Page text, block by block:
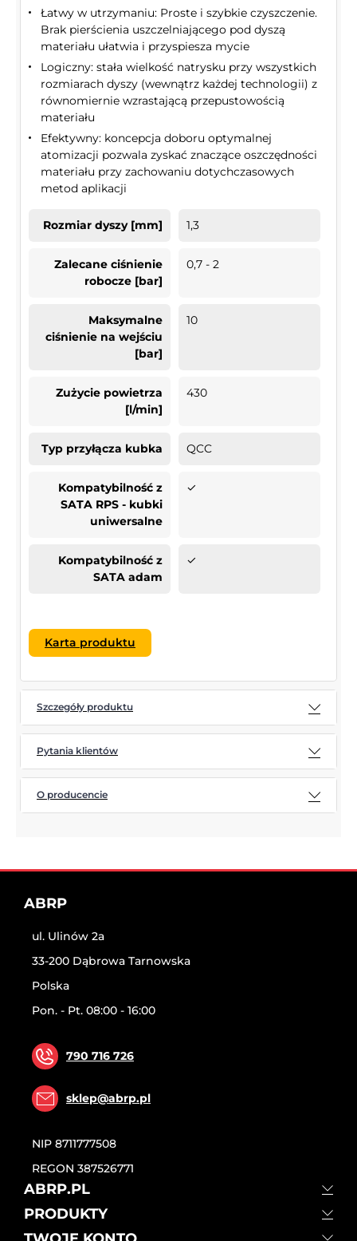
Łatwy w utrzymaniu: Proste i szybkie czyszczenie.
Brak pierścienia uszczelniającego pod dyszą
materiału ułatwia i przyspiesza mycie
Logiczny: stała wielkość natrysku przy wszystkich
rozmiarach dyszy (wewnątrz każdej technologii) z
równomiernie wzrastającą przepustowością
materiału
Efektywny: koncepcja doboru optymalnej
atomizacji pozwala zyskać znaczące oszczędności
materiału przy zachowaniu dotychczasowych
metod aplikacji
Rozmiar dyszy [mm] 1,3
Zalecane ciśnienie
robocze [bar]
0,7 - 2
Maksymalne
ciśnienie na wejściu
[bar]
10
Zużycie powietrza
[l/min]
430
Typ przyłącza kubka QCC
Kompatybilność z
SATA RPS - kubki
uniwersalne
✓
Kompatybilność z
SATA adam
✓
Karta produktu
Szczegóły produktu
Pytania klientów
O producencie
ABRP
ul. Ulinów 2a
33-200 Dąbrowa Tarnowska
Polska
Pon. - Pt. 08:00 - 16:00
790 716 726
sklep@abrp.pl
NIP 8711777508
REGON 387526771
ABRP.PL
PRODUKTY